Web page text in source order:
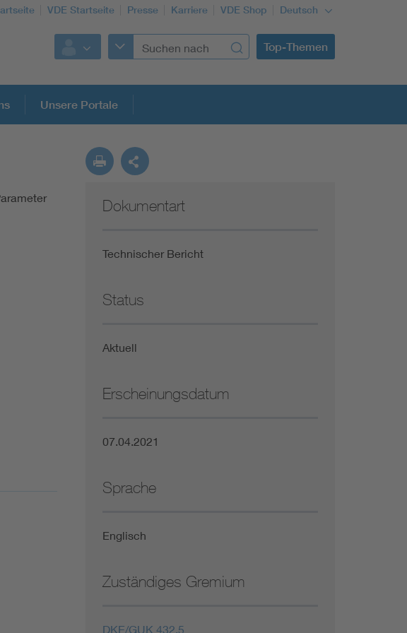
VDE Startseite Presse Karriere VDE Shop Deutsch
Top-Themen
der Normung
Funktionale Sicherheit schützt den Menschen
Gleichstromanwendungen im Wachstum
Unsere Portale
Dokumentart
Technischer Bericht
Status
Aktuell
Erscheinungsdatum
07.04.2021
Sprache
Englisch
Zuständiges Gremium
DKE/GUK 432.5